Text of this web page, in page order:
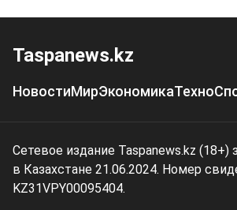
Taspanews.kz
НовостиМирЭкономикаТехно
Сетевое издание Taspanews.kz (18+)
в Казахстане 21.06.2024. Номер
KZ31VPY00095404.